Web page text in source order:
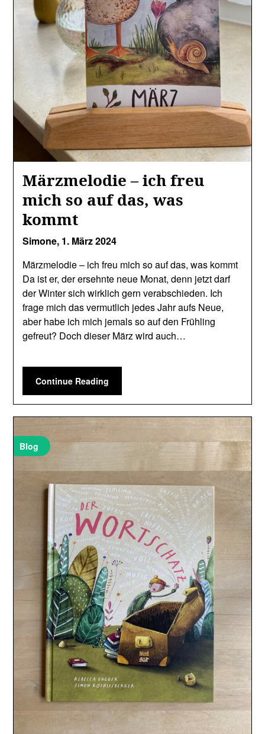
Märzmelodie – ich freu
mich so auf das, was
kommt
Simone, 1. März 2024
Märzmelodie – ich freu mich so auf das, was kommt
Da ist er, der ersehnte neue Monat, denn jetzt darf
der Winter sich wirklich gern verabschieden. Ich
frage mich das vermutlich jedes Jahr aufs Neue,
aber habe ich mich jemals so auf den Frühling
gefreut? Doch dieser März wird auch…
Continue Reading
Blog